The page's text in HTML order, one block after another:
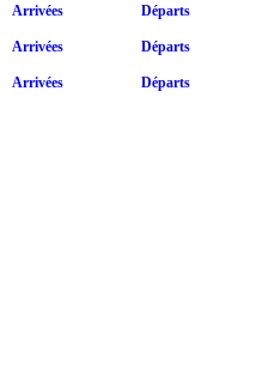
Arrivées Départs
Arrivées Départs
Arrivées Départs